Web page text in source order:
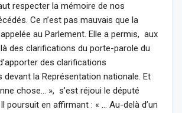
respecter la mémoire de nos
Ce n’est pas mauvais que la
au Parlement. Elle a permis, aux
des clarifications du porte-parole du
des clarifications
devant la Représentation nationale. Et
chose… », s’est réjoui le député
poursuit en affirmant : « … Au-delà d’un